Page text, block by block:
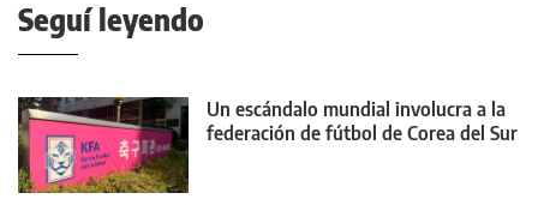
Seguí leyendo
Un escándalo mundial involucra a la
federación de fútbol de Corea del Sur